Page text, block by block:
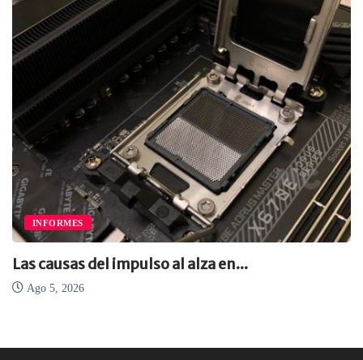
INFORMES
Las causas del impulso al alza en...
Ago 5, 2026